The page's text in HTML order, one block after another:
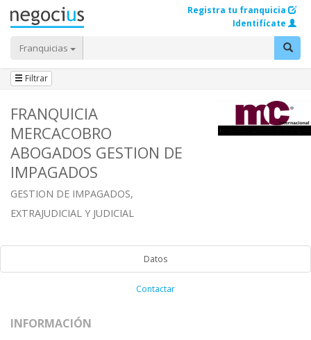
Franquicias
Registra tu franquicia
Identifícate
Filtrar
FRANQUICIA
MERCACOBRO
ABOGADOS GESTION DE
IMPAGADOS
GESTION DE IMPAGADOS,
EXTRAJUDICIAL Y JUDICIAL
Datos
Contactar
INFORMACIÓN